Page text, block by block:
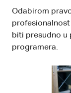
Odabirom
biti presudno u
programera.